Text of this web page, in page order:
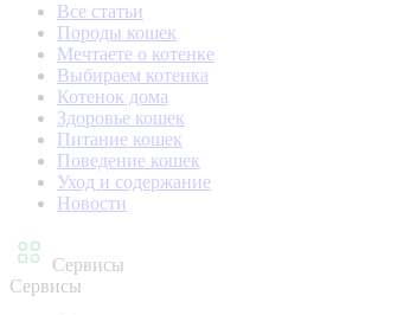
Все статьи
Породы кошек
Мечтаете о котенке
Выбираем котенка
Котенок дома
Здоровье кошек
Питание кошек
Поведение кошек
Уход и содержание
Новости
Сервисы
Сервисы